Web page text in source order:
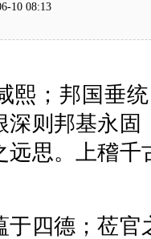
10 08:13
；邦国垂统
深则邦基永
远思。上稽
德；莅官